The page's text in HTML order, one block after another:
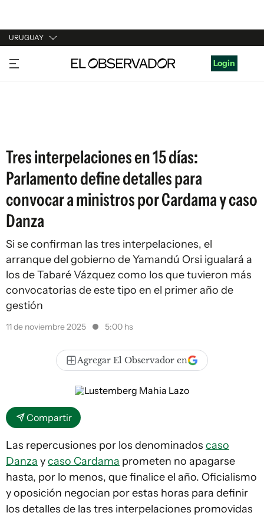
URUGUAY
URUGUAY
ARGENTINA
Login
Tres interpelaciones en 15 días:
Parlamento define detalles para
convocar a ministros por Cardama y caso
Danza
Si se confirman las tres interpelaciones, el
arranque del gobierno de Yamandú Orsi igualará a
los de Tabaré Vázquez como los que tuvieron más
convocatorias de este tipo en el primer año de
gestión
11 de noviembre 2025 5:00 hs
Agregar El Observador en
Compartir
Las repercusiones por los denominados caso
Danza ycaso Cardama prometen no apagarse
hasta, por lo menos, que finalice el año. Oficialismo
y oposición negocian por estas horas para definir
los detalles de las tres interpelaciones promovidas